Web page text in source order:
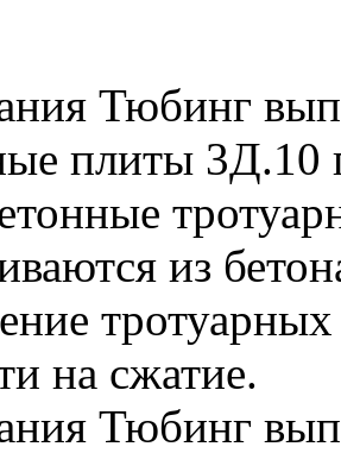
Тюбинг
плиты
из
на сжатие.
Тюбинг